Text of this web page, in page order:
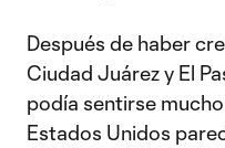
Después de haber
Ciudad Juárez y El
podía sentirse
Estados Unidos